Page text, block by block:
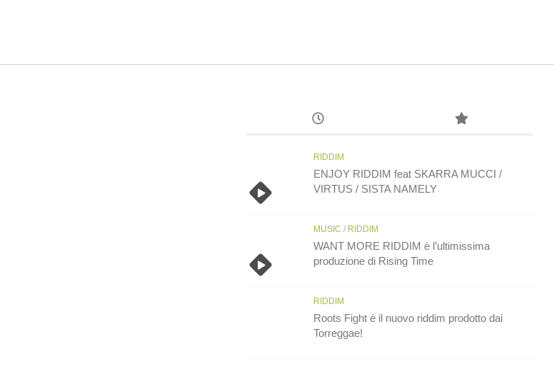
RIDDIM
ENJOY RIDDIM feat SKARRA MUCCI /
VIRTUS / SISTA NAMELY
MUSIC / RIDDIM
WANT MORE RIDDIM è l’ultimissima
produzione di Rising Time
RIDDIM
Roots Fight è il nuovo riddim prodotto dai
Torreggae!